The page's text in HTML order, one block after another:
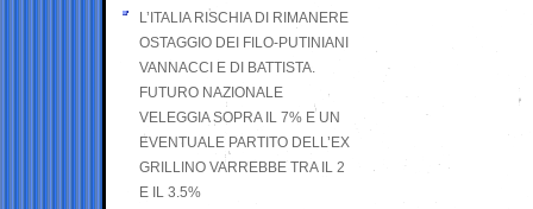
L’ITALIA RISCHIA DI RIMANERE
OSTAGGIO DEI FILO-PUTINIANI
VANNACCI E DI BATTISTA.
FUTURO NAZIONALE
VELEGGIA SOPRA IL 7% E UN
EVENTUALE PARTITO DELL’EX
GRILLINO VARREBBE TRA IL 2
E IL 3.5%